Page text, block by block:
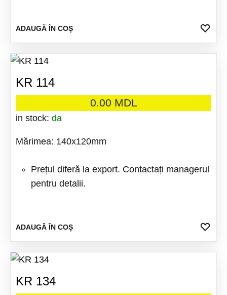
ADAUGĂ ÎN COȘ
KR 114
0.00 MDL
in stock: da
Mărimea: 140x120mm
Prețul diferă la export. Contactați managerul
pentru detalii.
ADAUGĂ ÎN COȘ
KR 134